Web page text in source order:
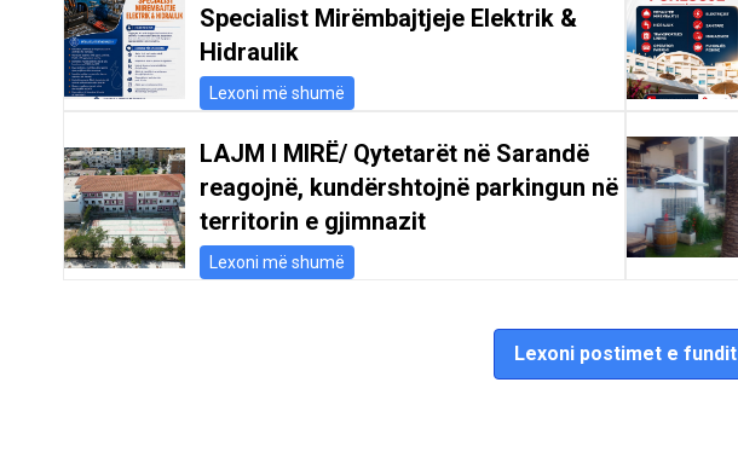
Specialist Mirëmbajtjeje Elektrik &
Hidraulik
Lexoni më shumë
LAJM I MIRË/ Qytetarët në Sarandë
reagojnë, kundërshtojnë parkingun në
territorin e gjimnazit
Lexoni më shumë
Lexoni postimet e fundit